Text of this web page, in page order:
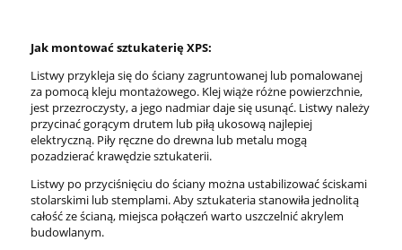
Jak montować sztukaterię XPS:
Listwy przykleja się do ściany zagruntowanej lub pomalowanej
za pomocą kleju montażowego. Klej wiąże różne powierzchnie,
jest przezroczysty, a jego nadmiar daje się usunąć. Listwy należy
przycinać gorącym drutem lub piłą ukosową najlepiej
elektryczną. Piły ręczne do drewna lub metalu mogą
pozadzierać krawędzie sztukaterii.
Listwy po przyciśnięciu do ściany można ustabilizować ściskami
stolarskimi lub stemplami. Aby sztukateria stanowiła jednolitą
całość ze ścianą, miejsca połączeń warto uszczelnić akrylem
budowlanym.